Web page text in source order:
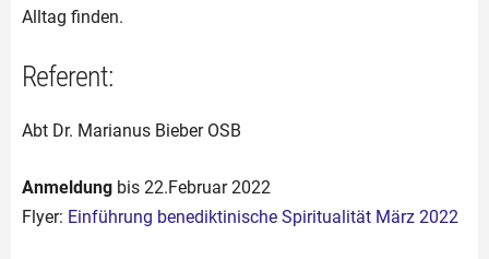
Alltag finden.
Referent:
Abt Dr. Marianus Bieber OSB
Anmeldung bis 22.Februar 2022
Flyer: Einführung benediktinische Spiritualität März 2022